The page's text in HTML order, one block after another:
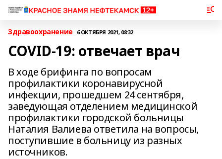
Здравоохранение 6 ОКТЯБРЯ 2021, 08:32
COVID-19: отвечает врач
В ходе брифинга по вопросам
профилактики коронавирусной
инфекции, прошедшем 24 сентября,
заведующая отделением медицинской
профилактики городской больницы
Наталия Валиева ответила на вопросы,
поступившие в больницу из разных
источников.